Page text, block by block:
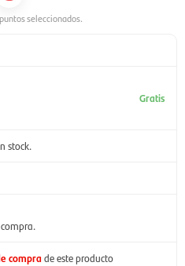
Gratis
stock.
comprade este producto